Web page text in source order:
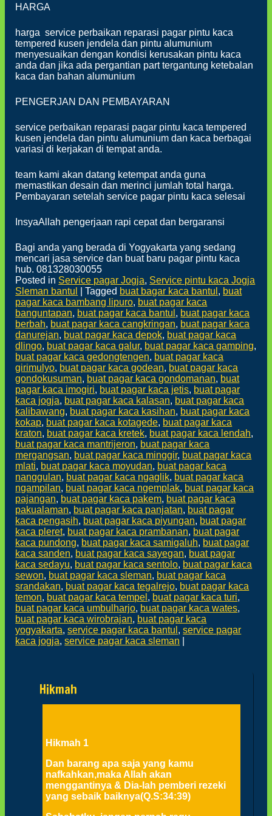
HARGA
harga service perbaikan reparasi pagar pintu kaca
tempered kusen jendela dan pintu alumunium
menyesuaikan dengan kondisi kerusakan pintu kaca
anda dan jika ada pergantian part tergantung ketebalan
kaca dan bahan alumunium
PENGERJAN DAN PEMBAYARAN
service perbaikan reparasi pagar pintu kaca tempered
kusen jendela dan pintu alumunium dan kaca berbagai
variasi di kerjakan di tempat anda.
team kami akan datang ketempat anda guna
memastikan desain dan merinci jumlah total harga.
Pembayaran setelah service pagar pintu kaca selesai
InsyaAllah pengerjaan rapi cepat dan bergaransi
Bagi anda yang berada di Yogyakarta yang sedang
mencari jasa service dan buat baru pagar pintu kaca
hub. 081328030055
Posted in Service pagar Jogja, Service pintu kaca Jogja
Sleman bantul
|Tagged buat bagar kaca bantul , buat
pagar kaca bambang lipuro, buat pagar kaca
banguntapan, buat pagar kaca bantul , buat pagar kaca
berbah, buat pagar kaca cangkringan, buat pagar kaca
danurejan, buat pagar kaca depok, buat pagar kaca
dlingo, buat pagar kaca galur, buat pagar kaca gamping,
buat pagar kaca gedongtengen, buat pagar kaca
girimulyo, buat pagar kaca godean, buat pagar kaca
gondokusuman, buat pagar kaca gondomanan, buat
pagar kaca imogiri, buat pagar kaca jetis, buat pagar
kaca jogja, buat pagar kaca kalasan, buat pagar kaca
kalibawang, buat pagar kaca kasihan, buat pagar kaca
kokap, buat pagar kaca kotagede, buat pagar kaca
kraton, buat pagar kaca kretek, buat pagar kaca lendah,
buat pagar kaca mantrijeron, buat pagar kaca
mergangsan, buat pagar kaca minggir, buat pagar kaca
mlati, buat pagar kaca moyudan, buat pagar kaca
nanggulan, buat pagar kaca ngaglik, buat pagar kaca
ngampilan, buat pagar kaca ngemplak, buat pagar kaca
pajangan, buat pagar kaca pakem, buat pagar kaca
pakualaman, buat pagar kaca panjatan, buat pagar
kaca pengasih, buat pagar kaca piyungan, buat pagar
kaca pleret, buat pagar kaca prambanan, buat pagar
kaca pundong, buat pagar kaca samigaluh, buat pagar
kaca sanden, buat pagar kaca sayegan, buat pagar
kaca sedayu, buat pagar kaca sentolo, buat pagar kaca
sewon, buat pagar kaca sleman, buat pagar kaca
srandakan, buat pagar kaca tegalrejo, buat pagar kaca
temon, buat pagar kaca tempel , buat pagar kaca turi,
buat pagar kaca umbulharjo, buat pagar kaca wates,
buat pagar kaca wirobrajan, buat pagar kaca
yogyakarta,service pagar kaca bantul ,service pagar
kaca jogja,service pagar kaca sleman
Post navigation
Hikmah
Hikmah 1
Dan barang apa saja yang kamu
nafkahkan,maka Allah akan
menggantinya & Dia-lah pemberi rezeki
yang sebaik baiknya(Q.S:34:39)